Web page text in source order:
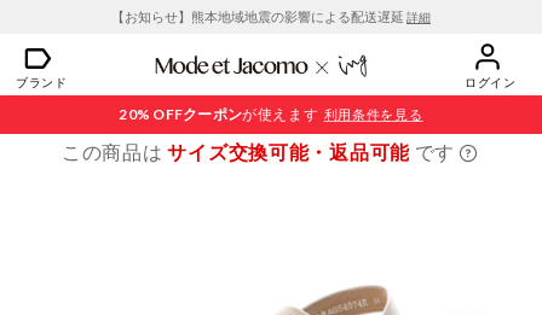
【お知らせ】熊本地域地震の影響による配送遅延 詳細
ブランド ログイン
20% OFFクーポンが使えます 利用条件を見る
この商品はサイズ交換可能・返品可能 です